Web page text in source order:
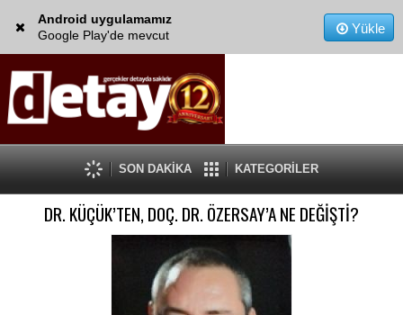
Android uygulamamız
Google Play'de mevcut
Yükle
SON DAKİKA KATEGORİLER
DR. KÜÇÜK’TEN, DOÇ. DR. ÖZERSAY’A NE DEĞİŞTİ?